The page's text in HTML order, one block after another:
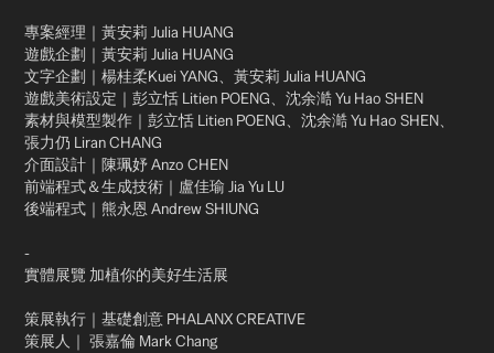
專案經理｜黃安莉 Julia HUANG​
遊戲企劃｜黃安莉 Julia HUANG​
文字企劃｜楊桂柔Kuei YANG、黃安莉 Julia HUANG​
遊戲美術設定｜彭立恬 Litien POENG、沈余澔 Yu Hao SHEN​
素材與模型製作｜彭立恬 Litien POENG、沈余澔 Yu Hao SHEN、
張力仍 Liran CHANG​
介面設計｜陳珮妤 Anzo CHEN​
前端程式＆生成技術｜盧佳瑜 Jia Yu LU​
後端程式｜熊永恩 Andrew SHIUNG​
-​
實體展覽 加植你的美好生活展​
策展執行｜基礎創意 PHALANX CREATIVE​
策展人｜ 張嘉倫 Mark Chang​